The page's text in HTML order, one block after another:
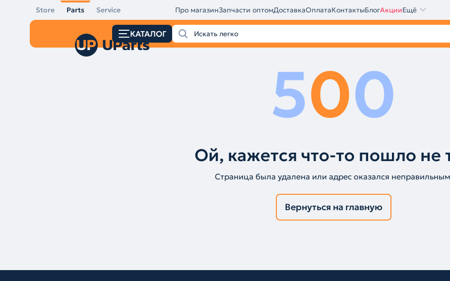
Store Parts Service Про магазинЗапчасти оптомДоставкаОплатаКонтактыБлогАкцииЕщё
КАТАЛОГ
500
Ой, кажется что-то пошло не
Страница была удалена или адрес оказался
Вернуться на главную